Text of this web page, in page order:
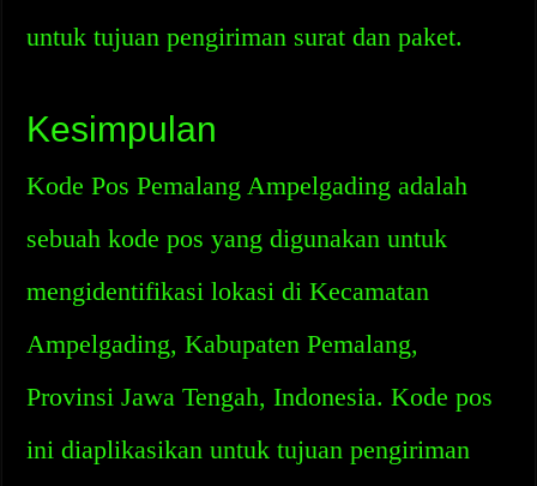
untuk tujuan pengiriman surat dan paket.
Kesimpulan
Kode Pos Pemalang Ampelgading adalah
sebuah kode pos yang digunakan untuk
mengidentifikasi lokasi di Kecamatan
Ampelgading, Kabupaten Pemalang,
Provinsi Jawa Tengah, Indonesia. Kode pos
ini diaplikasikan untuk tujuan pengiriman